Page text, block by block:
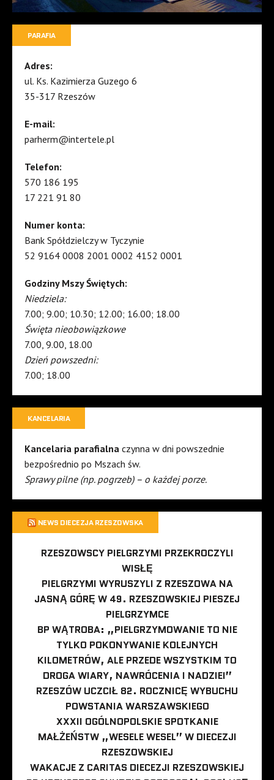
PARAFIA
Adres:
ul. Ks. Kazimierza Guzego 6
35-317 Rzeszów
E-mail:
parherm@intertele.pl
Telefon:
570 186 195
17 221 91 80
Numer konta:
Bank Spółdzielczy w Tyczynie
52 9164 0008 2001 0002 4152 0001
Godziny Mszy Świętych:
Niedziela:
7.00; 9.00; 10.30; 12.00; 16.00; 18.00
Święta nieobowiązkowe
7.00, 9.00, 18.00
Dzień powszedni:
7.00; 18.00
KANCELARIA
Kancelaria parafialna czynna w dni powszednie
bezpośrednio po Mszach św.
Sprawy pilne (np. pogrzeb) – o każdej porze.
NEWS DIECEZJA RZESZOWSKA
RZESZOWSCY PIELGRZYMI PRZEKROCZYLI
WISŁĘ
PIELGRZYMI WYRUSZYLI Z RZESZOWA NA
JASNĄ GÓRĘ W 49. RZESZOWSKIEJ PIESZEJ
PIELGRZYMCE
BP WĄTROBA: „PIELGRZYMOWANIE TO NIE
TYLKO POKONYWANIE KOLEJNYCH
KILOMETRÓW, ALE PRZEDE WSZYSTKIM TO
DROGA WIARY, NAWRÓCENIA I NADZIEI”
RZESZÓW UCZCIŁ 82. ROCZNICĘ WYBUCHU
POWSTANIA WARSZAWSKIEGO
XXXII OGÓLNOPOLSKIE SPOTKANIE
MAŁŻEŃSTW „WESELE WESEL” W DIECEZJI
RZESZOWSKIEJ
WAKACJE Z CARITAS DIECEZJI RZESZOWSKIEJ